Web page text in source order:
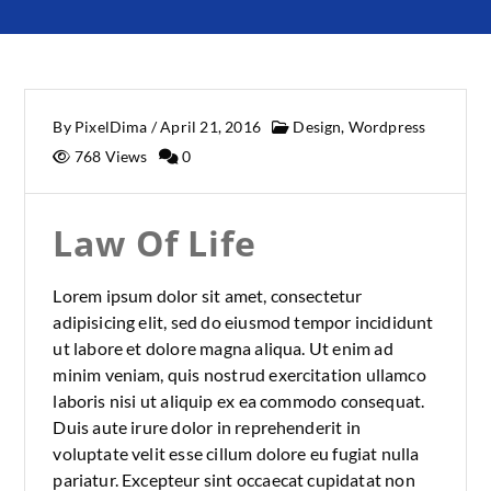
By PixelDima /April 21, 2016 Design, Wordpress
768 Views
0
Law Of Life
Lorem ipsum dolor sit amet, consectetur
adipisicing elit, sed do eiusmod tempor incididunt
ut labore et dolore magna aliqua. Ut enim ad
minim veniam, quis nostrud exercitation ullamco
laboris nisi ut aliquip ex ea commodo consequat.
Duis aute irure dolor in reprehenderit in
voluptate velit esse cillum dolore eu fugiat nulla
pariatur. Excepteur sint occaecat cupidatat non